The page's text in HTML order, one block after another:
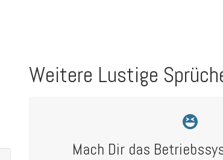
Weitere Lustige
Mach Dir das